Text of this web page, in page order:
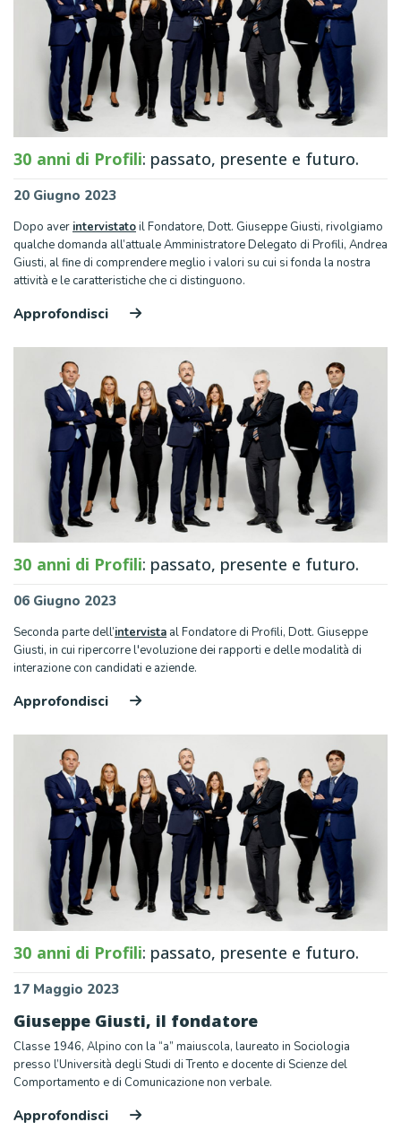
30 anni di Profili: passato, presente e futuro.
20 Giugno 2023
Dopo aver intervistatoil Fondatore, Dott. Giuseppe Giusti, rivolgiamo
qualche domanda all’attuale Amministratore Delegato di Profili, Andrea
Giusti, al fine di comprendere meglio i valori su cui si fonda la nostra
attività e le caratteristiche che ci distinguono.
Approfondisci
30 anni di Profili: passato, presente e futuro.
06 Giugno 2023
Seconda parte dell’intervista al Fondatore di Profili, Dott. Giuseppe
Giusti, in cui ripercorre l'evoluzione dei rapporti e delle modalità di
interazione con candidati e aziende.
Approfondisci
30 anni di Profili: passato, presente e futuro.
17 Maggio 2023
Giuseppe Giusti, il fondatore
Classe 1946, Alpino con la “a” maiuscola, laureato in Sociologia
presso l’Università degli Studi di Trento e docente di Scienze del
Comportamento e di Comunicazione non verbale.
Approfondisci